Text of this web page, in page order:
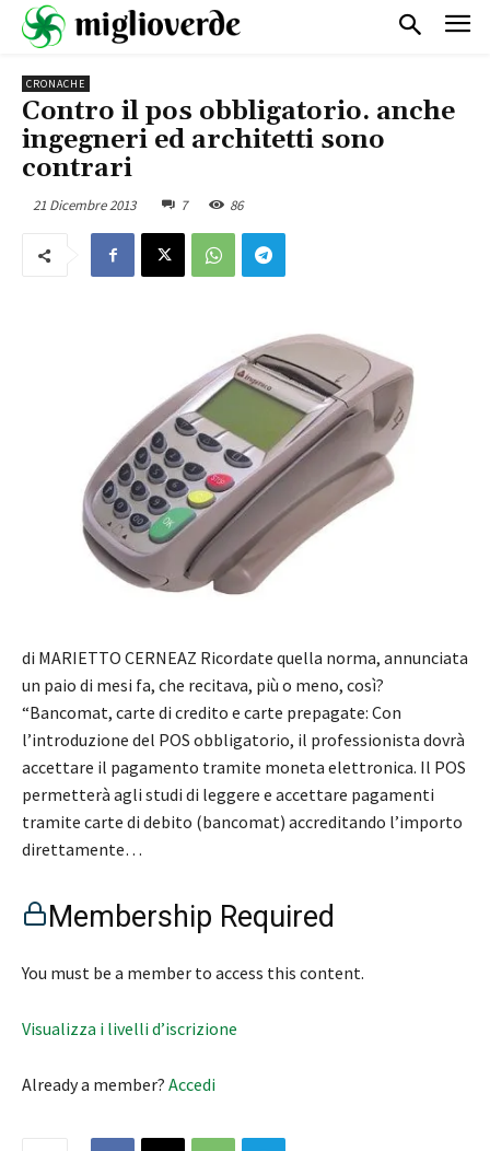
CRONACHE
Contro il pos obbligatorio. anche
ingegneri ed architetti sono
contrari
21 Dicembre 2013 7 86
di MARIETTO CERNEAZ Ricordate quella norma, annunciata
un paio di mesi fa, che recitava, più o meno, così?
“Bancomat, carte di credito e carte prepagate: Con
l’introduzione del POS obbligatorio, il professionista dovrà
accettare il pagamento tramite moneta elettronica. Il POS
permetterà agli studi di leggere e accettare pagamenti
tramite carte di debito (bancomat) accreditando l’importo
direttamente…
Membership Required
You must be a member to access this content.
Visualizza i livelli d’iscrizione
Already a member? Accedi